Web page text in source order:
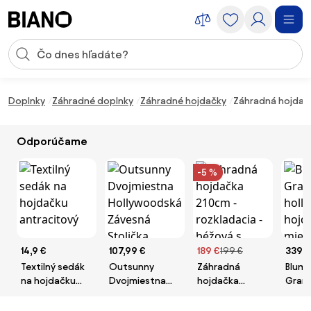
Vstup pre vyhľadávanie
Doplnky Záhradné doplnky Záhradné hojdačky Záhradná
Odporúčame
14,9 €
Textilný sedák
na hojdačku
107,99 €
Outsunny
Dvojmiestna
-5 %
189 €199 €
Záhradná
hojdačka